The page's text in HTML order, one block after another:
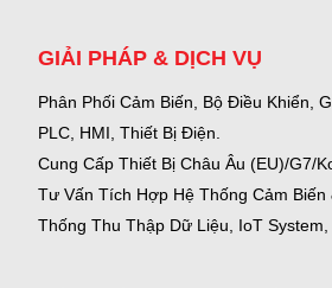
GIẢI PHÁP & DỊCH VỤ
Phân Phối Cảm Biến, Bộ Điều Khiển,
PLC, HMI, Thiết Bị Điện.
Cung Cấp Thiết Bị Châu Âu (EU)/G7/
Tư Vấn Tích Hợp Hệ Thống Cảm Biến
Thống Thu Thập Dữ Liệu, IoT System,